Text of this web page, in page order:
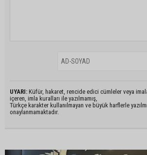
UYARI: Küfür, hakaret, rencide edici cümleler veya
içeren, imla kuralları ile yazılmamış,
Türkçe karakter kullanılmayan ve büyük harflerle
onaylanmamaktadır.